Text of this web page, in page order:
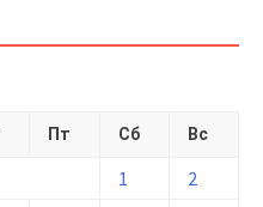
Пт Сб Вс
1
2